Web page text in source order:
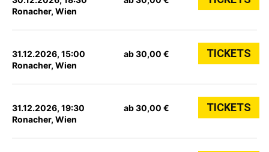
Ronacher, Wien
31.12.2026, 15:00
Ronacher, Wien
ab 30,00 € TICKETS
31.12.2026, 19:30
Ronacher, Wien
ab 30,00 € TICKETS